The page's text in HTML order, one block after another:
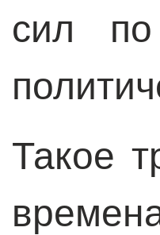
сил по
Такое